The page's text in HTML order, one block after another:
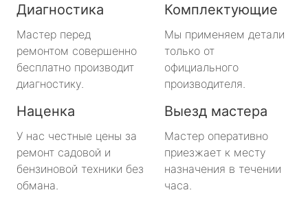
Диагностика
Мастер перед
ремонтом совершенно
бесплатно производит
диагностику.
Комплектующие
Мы применяем детали
только от
официального
производителя.
Наценка
У нас честные цены за
ремонт садовой и
бензиновой техники без
обмана.
Выезд мастера
Мастер оперативно
приезжает к месту
назначения в течении
часа.